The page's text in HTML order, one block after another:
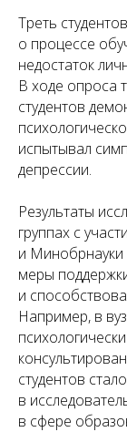
Треть
о процессе
недостаток
В ходе опроса
студентов
испытывал
депрессии.
Результаты
группах с
и Минобрнауки
меры
и
Например, в
студентов
в
в сфере